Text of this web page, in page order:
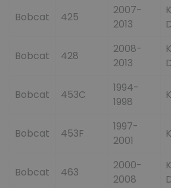
Bobcat 425
2007-
2013
Bobcat 428
2008-
2013
Bobcat 453C
1994-
1998
Bobcat 453F
1997-
2001
Bobcat 463
2000-
2008